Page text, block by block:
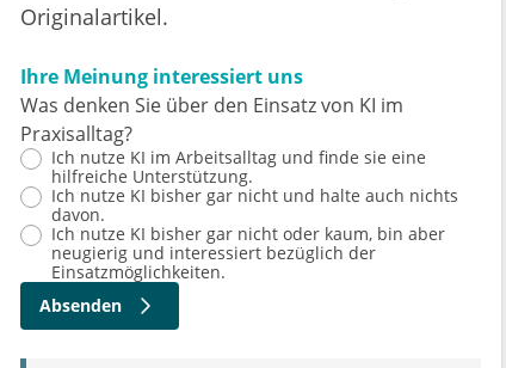
Originalartikel.
Ihre Meinung interessiert uns
Was denken Sie über den Einsatz von KI im
Praxisalltag?
Ich nutze KI im Arbeitsalltag und finde sie eine
hilfreiche Unterstützung.
Ich nutze KI bisher gar nicht und halte auch nichts
davon.
Ich nutze KI bisher gar nicht oder kaum, bin aber
neugierig und interessiert bezüglich der
Einsatzmöglichkeiten.
Absenden